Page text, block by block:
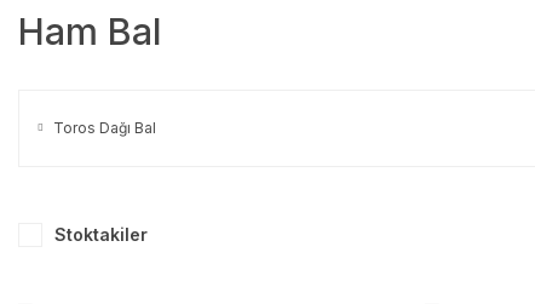
Ham Bal
Toros Dağı Bal
Stoktakiler